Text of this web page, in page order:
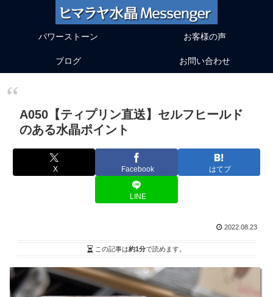
パワーストーン お客様の声
ブログ お問い合わせ
A050【ティプリン直送】セルフヒールド
のある水晶ポイント
X Facebook はてブ
LINE
2022.08.23
この記事は約1分で読めます。